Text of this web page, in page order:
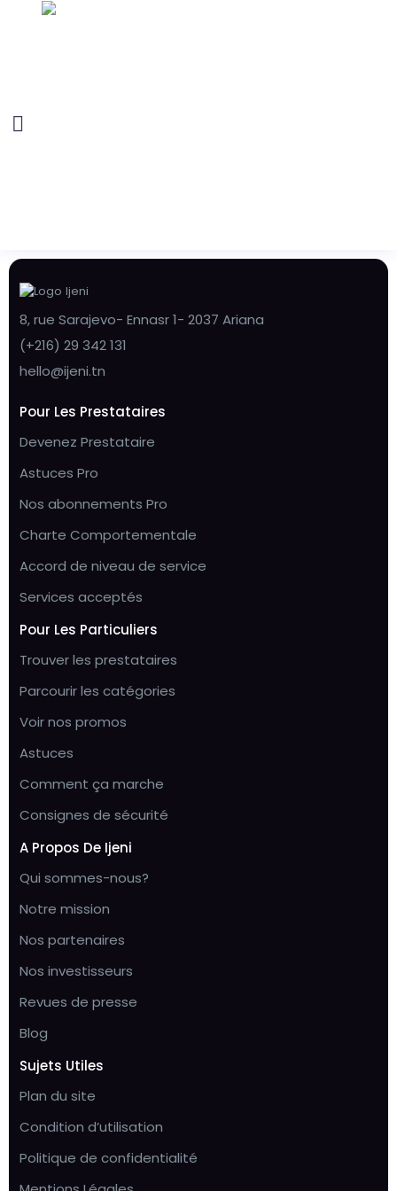
8, rue Sarajevo- Ennasr 1- 2037 Ariana
(+216) 29 342 131
hello@ijeni.tn
Pour Les Prestataires
Devenez Prestataire
Astuces Pro
Nos abonnements Pro
Charte Comportementale
Accord de niveau de service
Services acceptés
Pour Les Particuliers
Trouver les prestataires
Parcourir les catégories
Voir nos promos
Astuces
Comment ça marche
Consignes de sécurité
A Propos De Ijeni
Qui sommes-nous?
Notre mission
Nos partenaires
Nos investisseurs
Revues de presse
Blog
Sujets Utiles
Plan du site
Condition d’utilisation
Politique de confidentialité